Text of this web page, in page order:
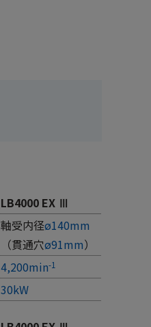
LB4000 EX Ⅲ
軸受内径ø140mm
（貫通穴ø91mm）
4,200min-1
30kW